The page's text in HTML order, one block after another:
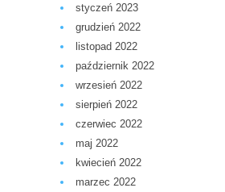
styczeń 2023
grudzień 2022
listopad 2022
październik 2022
wrzesień 2022
sierpień 2022
czerwiec 2022
maj 2022
kwiecień 2022
marzec 2022